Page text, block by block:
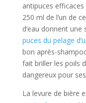
antipuces efficaces
250 ml de l’un de
d’eau donnent une
puces du pelage
bon après-
fait briller les poils
dangereux pour
La levure de bière